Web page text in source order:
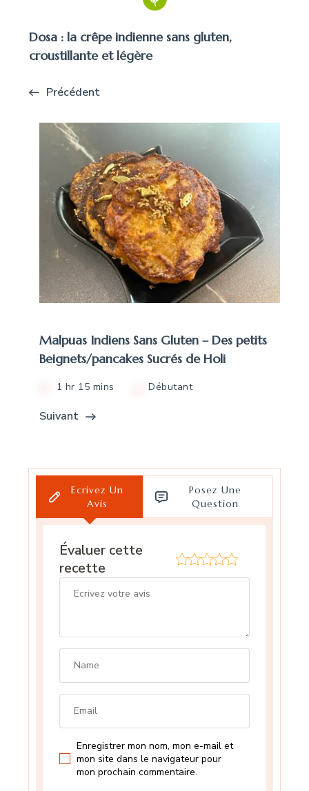
Dosa : la crêpe indienne sans gluten,
croustillante et légère
Précédent
Malpuas Indiens Sans Gluten – Des petits
Beignets/pancakes Sucrés de Holi
1 hr 15 mins Débutant
Suivant
Ecrivez Un
Avis
Posez Une
Question
Évaluer cette
recette
Enregistrer mon nom, mon e-mail et
mon site dans le navigateur pour
mon prochain commentaire.